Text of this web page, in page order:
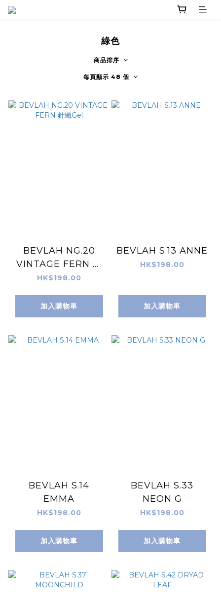
綠色
商品排序
每頁顯示 48 個
BEVLAH NG.20
VINTAGE FERN 針
織Gel
HK$198.00
加入購物車
BEVLAH S.13 ANNE
HK$198.00
加入購物車
BEVLAH S.14
EMMA
HK$198.00
加入購物車
BEVLAH S.33
NEON G
HK$198.00
加入購物車